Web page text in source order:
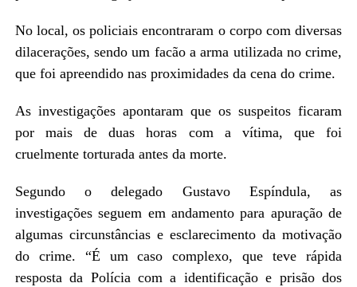
No local, os policiais encontraram o corpo com diversas
dilacerações, sendo um facão a arma utilizada no crime,
que foi apreendido nas proximidades da cena do crime.
As investigações apontaram que os suspeitos ficaram
por mais de duas horas com a vítima, que foi
cruelmente torturada antes da morte.
Segundo o delegado Gustavo Espíndula, as
investigações seguem em andamento para apuração de
algumas circunstâncias e esclarecimento da motivação
do crime. “É um caso complexo, que teve rápida
resposta da Polícia com a identificação e prisão dos